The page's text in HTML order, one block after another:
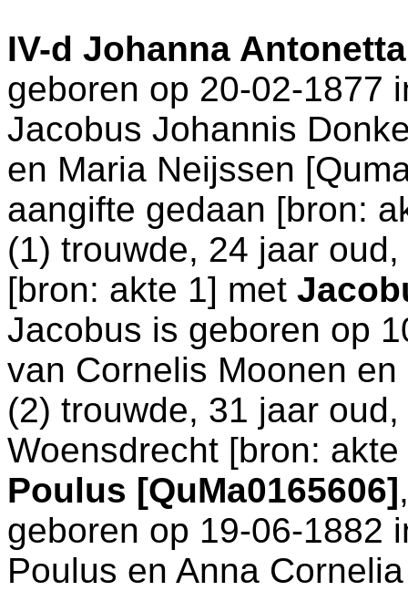
IV-d Johanna
geboren op 20-02-1877
Jacobus Johannis
en Maria Neijssen
aangifte gedaan [bron:
(1) trouwde, 24 jaar
[bron: akte 1] met
Jacobus is geboren op
van Cornelis Moonen en
(2) trouwde, 31 jaar
Woensdrecht [bron: akte
Poulus [QuMa0165606]
geboren op 19-06-1882
Poulus en Anna